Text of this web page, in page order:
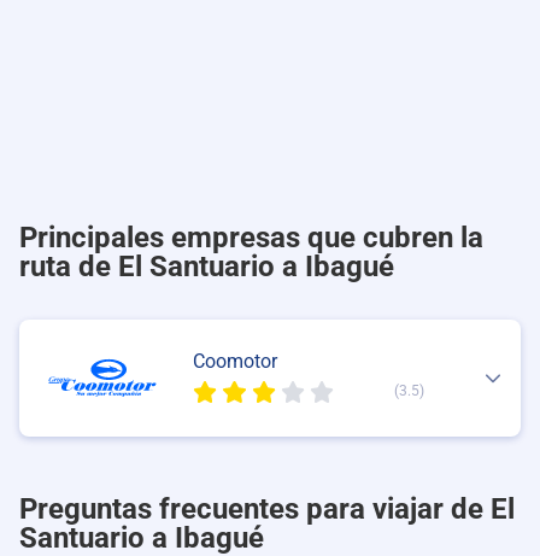
Principales empresas que cubren la
ruta de El Santuario a Ibagué
Coomotor
(3.5)
Preguntas frecuentes para viajar de El
Santuario a Ibagué